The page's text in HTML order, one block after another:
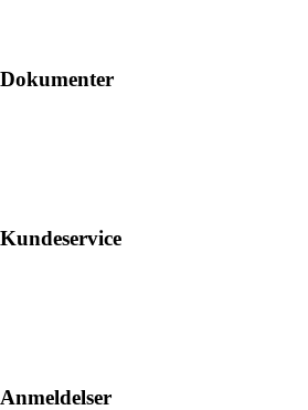
Dokumenter
Kundeservice
Anmeldelser